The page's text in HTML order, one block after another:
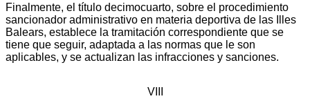
Finalmente, el título decimocuarto, sobre el procedimiento
sancionador administrativo en materia deportiva de las Illes
Balears, establece la tramitación correspondiente que se
tiene que seguir, adaptada a las normas que le son
aplicables, y se actualizan las infracciones y sanciones.
VIII